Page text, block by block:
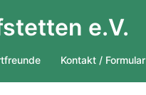
e.V.
Kontakt / Formular